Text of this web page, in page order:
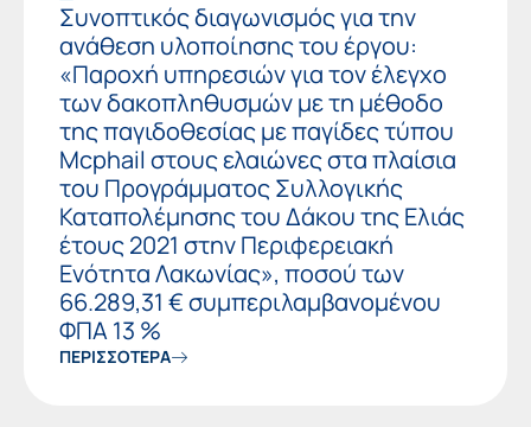
Συνοπτικός διαγωνισμός για την
ανάθεση υλοποίησης του έργου:
«Παροχή υπηρεσιών για τον έλεγχο
των δακοπληθυσμών με τη μέθοδο
της παγιδοθεσίας με παγίδες τύπου
Mcphail στους ελαιώνες στα πλαίσια
του Προγράμματος Συλλογικής
Καταπολέμησης του Δάκου της Ελιάς
έτους 2021 στην Περιφερειακή
Ενότητα Λακωνίας», ποσού των
66.289,31 € συμπεριλαμβανομένου
ΦΠΑ 13 %
ΠΕΡΙΣΣΟΤΕΡΑ